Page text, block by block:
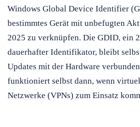
Windows Global Device Identifier
bestimmtes Gerät mit unbefugten
2025 zu verknüpfen. Die GDID, ein
dauerhafter Identifikator, bleibt
Updates mit der Hardware
funktioniert selbst dann, wenn
Netzwerke (VPNs) zum Einsatz